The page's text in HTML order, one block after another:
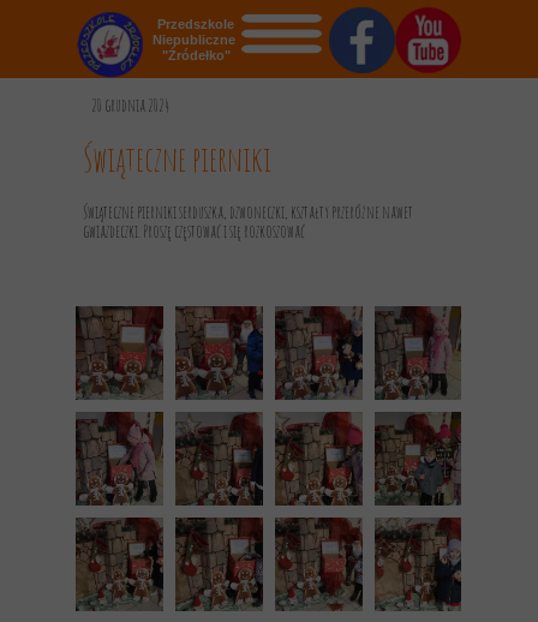
STRONA GŁÓWNA
REKRUTACJA
GALERIA
KONTAKT
DOKUMENTY
Przedszkole
Niepubliczne
"Źródełko"
20 grudnia 2024
Świąteczne pierniki
Świąteczne pierniki serduszka, dzwoneczki, kształty przeróżne nawet
gwiazdeczki. Proszę częstować i się rozkoszować